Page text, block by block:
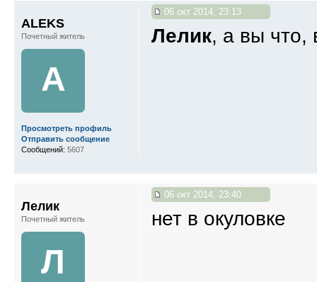
06 окт 2014, 23:13
Лелик, а вы что,
ALEKS
Почетный житель
A
Просмотреть профиль
Отправить сообщение
Сообщений: 5607
06 окт 2014, 23:40
нет в окуловке
Лелик
Почетный житель
Л